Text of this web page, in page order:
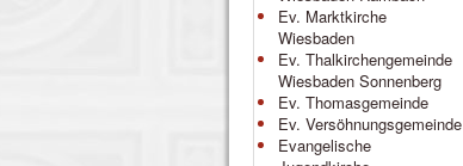
Ev. Marktkirche
Wiesbaden
Ev. Thalkirchengemeinde
Wiesbaden Sonnenberg
Ev. Thomasgemeinde
Ev. Versöhnungsgemeinde
Evangelische